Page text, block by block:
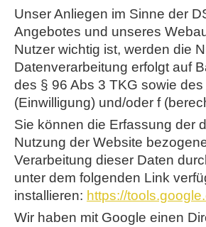
Unser Anliegen im Sinne der
Angebotes und unseres
Nutzer wichtig ist, werden die
Datenverarbeitung erfolgt auf
des § 96 Abs 3 TKG sowie
(Einwilligung) und/oder f
Sie können die Erfassung der
Nutzung der Website
Verarbeitung dieser Daten
unter dem folgenden Link
installieren: https://
Wir haben mit Google einen